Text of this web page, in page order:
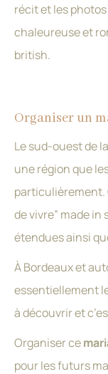
récit et les
chaleureuse et
british.
Organiser un
Le sud-ouest de
une région que
particulièrement.
de vivre” made
étendues ainsi
À Bordeaux et
essentiellement
à découvrir et
Organiser ce
pour les futurs